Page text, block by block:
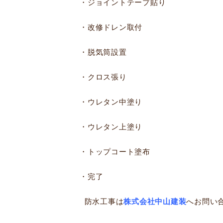
・ジョイントテープ貼り
・改修ドレン取付
・脱気筒設置
・クロス張り
・ウレタン中塗り
・ウレタン上塗り
・トップコート塗布
・完了
防水工事は株式会社中山建装へお問い